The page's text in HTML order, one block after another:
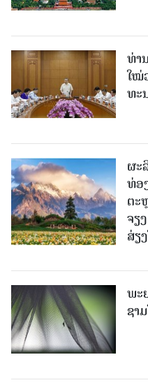
ທ່າ
ໃໝ່​
ທະ​
ຜະ
ທ່ອ
ຕະ
ຈຽ
ສ່ຽ
ພະ
ຊາ